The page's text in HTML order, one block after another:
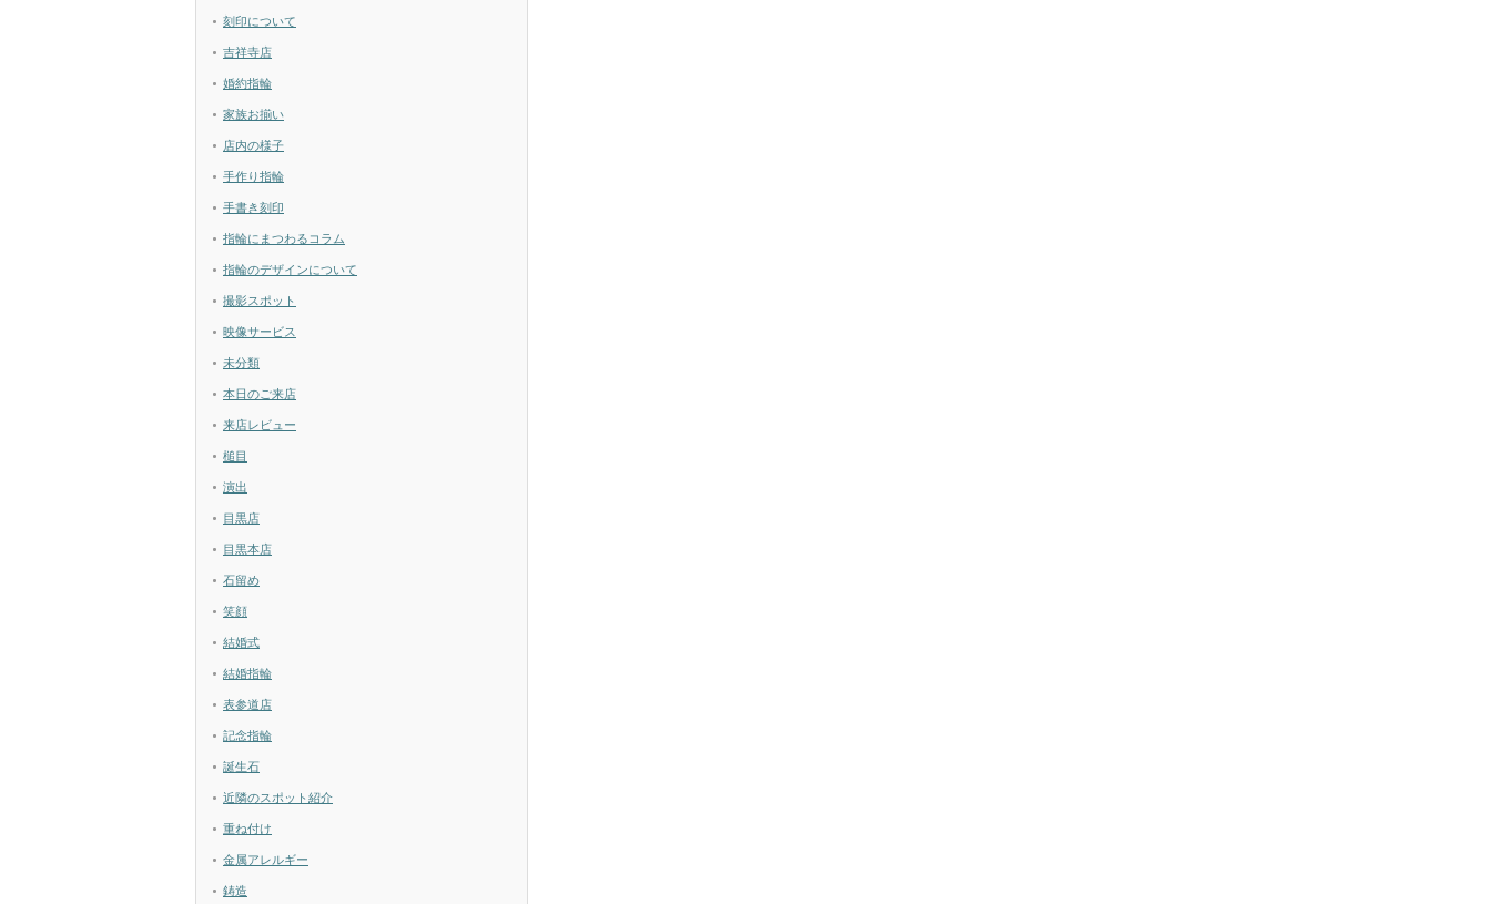
刻印について
吉祥寺店
婚約指輪
家族お揃い
店内の様子
手作り指輪
手書き刻印
指輪にまつわるコラム
指輪のデザインについて
撮影スポット
映像サービス
未分類
本日のご来店
来店レビュー
槌目
演出
目黒店
目黒本店
石留め
笑顔
結婚式
結婚指輪
表参道店
記念指輪
誕生石
近隣のスポット紹介
重ね付け
金属アレルギー
鋳造